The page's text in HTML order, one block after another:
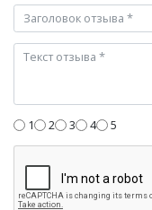
1 2 3 4 5